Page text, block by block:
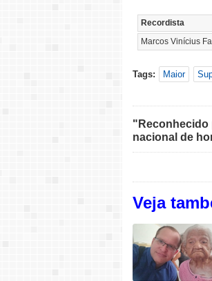
Recordista
Marcos Vinícius
Tags: Maior
"Reconhecido
nacional de
Veja